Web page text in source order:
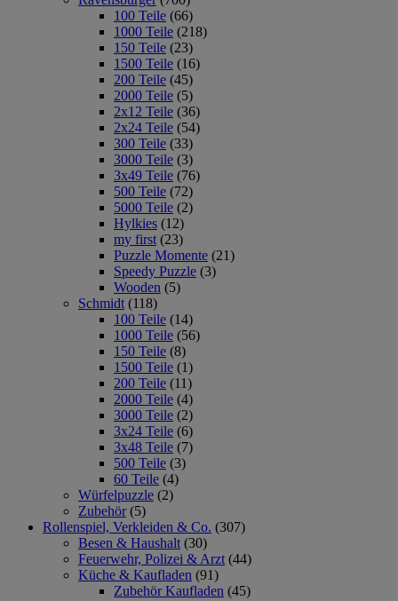
100 Teile (66)
1000 Teile (218)
150 Teile (23)
1500 Teile (16)
200 Teile (45)
2000 Teile (5)
2x12 Teile (36)
2x24 Teile (54)
300 Teile (33)
3000 Teile (3)
3x49 Teile (76)
500 Teile (72)
5000 Teile (2)
Hylkies (12)
my first (23)
Puzzle Momente (21)
Speedy Puzzle (3)
Wooden (5)
Schmidt (118)
100 Teile (14)
1000 Teile (56)
150 Teile (8)
1500 Teile (1)
200 Teile (11)
2000 Teile (4)
3000 Teile (2)
3x24 Teile (6)
3x48 Teile (7)
500 Teile (3)
60 Teile (4)
Würfelpuzzle (2)
Zubehör (5)
Rollenspiel, Verkleiden & Co. (307)
Besen & Haushalt (30)
Feuerwehr, Polizei & Arzt (44)
Küche & Kaufladen (91)
Zubehör Kaufladen (45)